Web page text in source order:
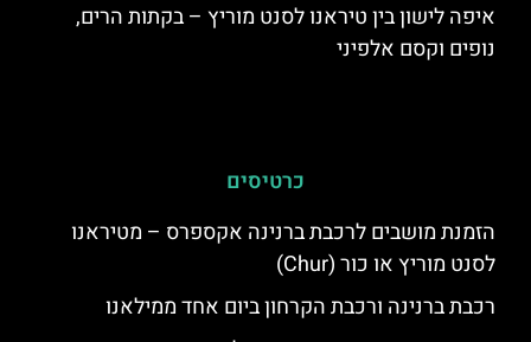
איפה לישון בין טיראנו לסנט מוריץ – בקתות הרים,
נופים וקסם אלפיני
כרטיסים
הזמנת מושבים לרכבת ברנינה אקספרס – מטיראנו
לסנט מוריץ או כור (Chur)
רכבת ברנינה ורכבת הקרחון ביום אחד ממילאנו